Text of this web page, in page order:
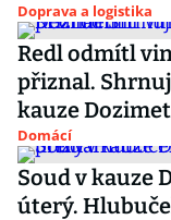
Doprava a logistika
Redl odmítl
přiznal.
kauze
Domácí
Soud v kauze
úterý.